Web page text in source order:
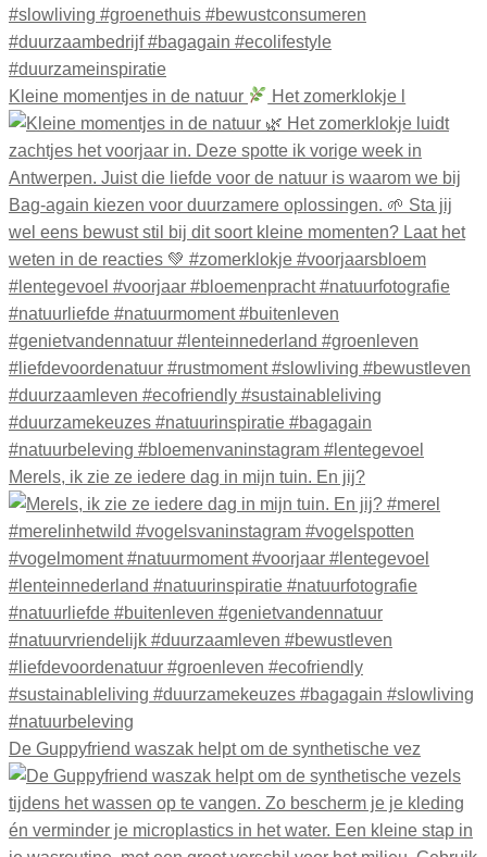
Kleine momentjes in de natuur Het zomerklokje l
Merels, ik zie ze iedere dag in mijn tuin. En jij?
De Guppyfriend waszak helpt om de synthetische vez